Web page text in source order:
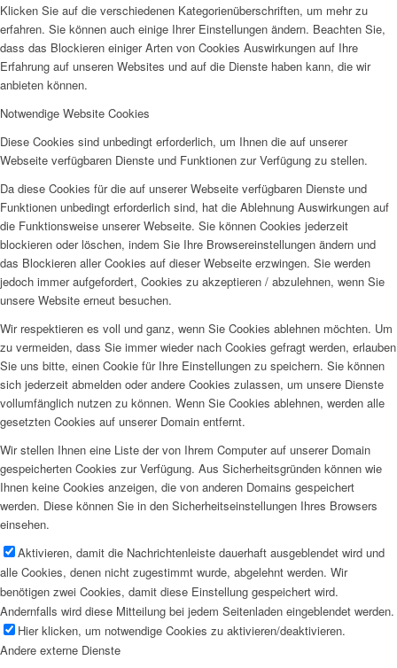
Klicken Sie auf die verschiedenen Kategorienüberschriften, um mehr zu
erfahren. Sie können auch einige Ihrer Einstellungen ändern. Beachten Sie,
dass das Blockieren einiger Arten von Cookies Auswirkungen auf Ihre
Erfahrung auf unseren Websites und auf die Dienste haben kann, die wir
anbieten können.
Notwendige Website Cookies
Diese Cookies sind unbedingt erforderlich, um Ihnen die auf unserer
Webseite verfügbaren Dienste und Funktionen zur Verfügung zu stellen.
Da diese Cookies für die auf unserer Webseite verfügbaren Dienste und
Funktionen unbedingt erforderlich sind, hat die Ablehnung Auswirkungen auf
die Funktionsweise unserer Webseite. Sie können Cookies jederzeit
blockieren oder löschen, indem Sie Ihre Browsereinstellungen ändern und
das Blockieren aller Cookies auf dieser Webseite erzwingen. Sie werden
jedoch immer aufgefordert, Cookies zu akzeptieren / abzulehnen, wenn Sie
unsere Website erneut besuchen.
Wir respektieren es voll und ganz, wenn Sie Cookies ablehnen möchten. Um
zu vermeiden, dass Sie immer wieder nach Cookies gefragt werden, erlauben
Sie uns bitte, einen Cookie für Ihre Einstellungen zu speichern. Sie können
sich jederzeit abmelden oder andere Cookies zulassen, um unsere Dienste
vollumfänglich nutzen zu können. Wenn Sie Cookies ablehnen, werden alle
gesetzten Cookies auf unserer Domain entfernt.
Wir stellen Ihnen eine Liste der von Ihrem Computer auf unserer Domain
gespeicherten Cookies zur Verfügung. Aus Sicherheitsgründen können wie
Ihnen keine Cookies anzeigen, die von anderen Domains gespeichert
werden. Diese können Sie in den Sicherheitseinstellungen Ihres Browsers
einsehen.
Aktivieren, damit die Nachrichtenleiste dauerhaft ausgeblendet wird und
alle Cookies, denen nicht zugestimmt wurde, abgelehnt werden. Wir
benötigen zwei Cookies, damit diese Einstellung gespeichert wird.
Andernfalls wird diese Mitteilung bei jedem Seitenladen eingeblendet werden.
Hier klicken, um notwendige Cookies zu aktivieren/deaktivieren.
Andere externe Dienste